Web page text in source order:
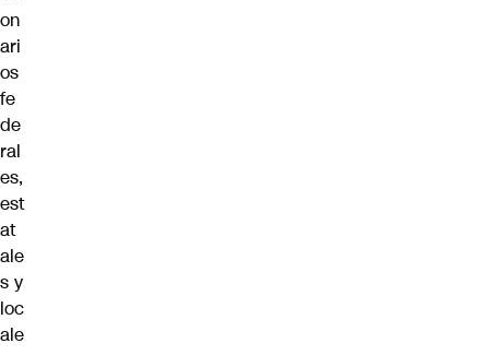
on
ari
os
fe
de
ral
es,
est
at
ale
s y
loc
ale